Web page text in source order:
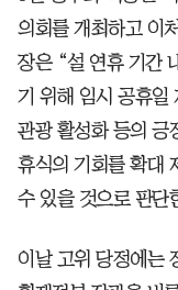
의회를 개최하고 이
장은 “설 연휴 기간
기 위해 임시 공휴일
관광 활성화 등의 긍
휴식의 기회를 확대
수 있을 것으로 판단
이날 고위 당정에는